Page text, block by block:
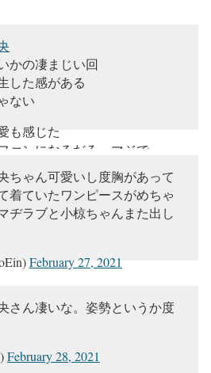
かの凄まじい回
した感がある
ない
も感じた
ァンになるだろ、マジで
野田クリスタルを飲み込む10
ちゃん可愛いし度胸があって
着ていたワンピースがめちゃ
ヂラブと小椋ちゃんまた出し
February 27, 2021
さん凄いな。姿勢というか度
February 28, 2021